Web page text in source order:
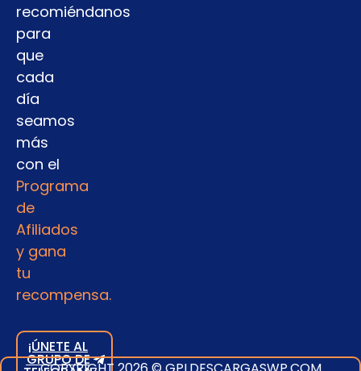
recomiéndanos
para
que
cada
día
seamos
más
con el
Programa
de
Afiliados
y gana
tu
recompensa.
¡ÚNETE AL
GRUPO DE